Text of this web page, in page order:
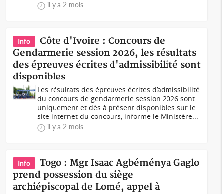
il y a 2 mois
Info
Côte d'Ivoire : Concours de
Gendarmerie session 2026, les résultats
des épreuves écrites d'admissibilité sont
disponibles
Les résultats des épreuves écrites d’admissibilité
du concours de gendarmerie session 2026 sont
uniquement et dès à présent disponibles sur le
site internet du concours, informe le Ministère...
il y a 2 mois
Info
Togo : Mgr Isaac Agbéménya Gaglo
prend possession du siège
archiépiscopal de Lomé, appel à